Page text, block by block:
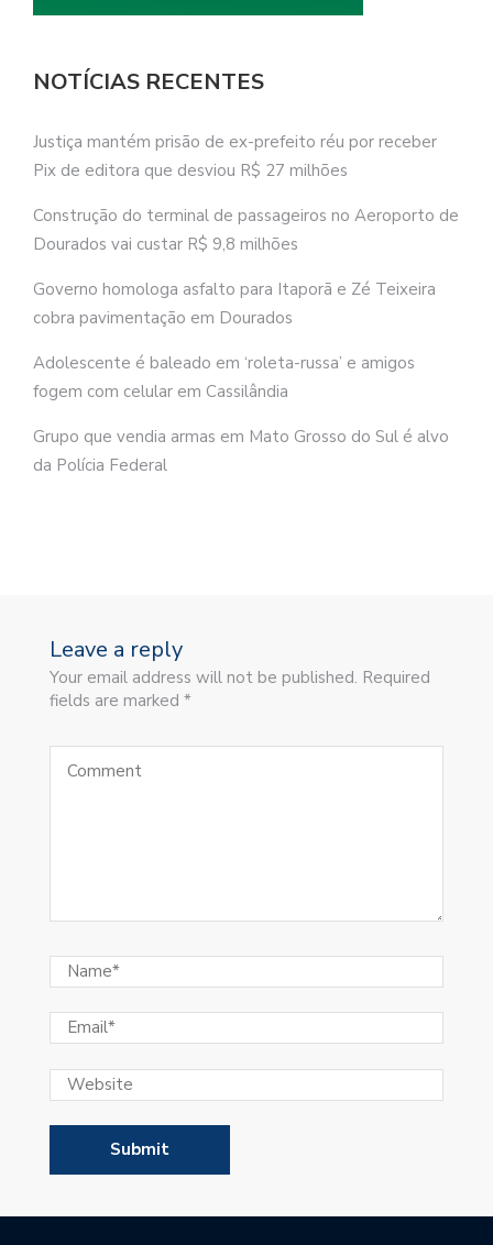
NOTÍCIAS RECENTES
Justiça mantém prisão de ex-prefeito réu por receber
Pix de editora que desviou R$ 27 milhões
Construção do terminal de passageiros no Aeroporto de
Dourados vai custar R$ 9,8 milhões
Governo homologa asfalto para Itaporã e Zé Teixeira
cobra pavimentação em Dourados
Adolescente é baleado em ‘roleta-russa’ e amigos
fogem com celular em Cassilândia
Grupo que vendia armas em Mato Grosso do Sul é alvo
da Polícia Federal
Leave a reply
Your email address will not be published. Required
fields are marked *